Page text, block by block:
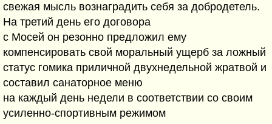
свежая мысль вознаградить себя за добродетель.
На третий день его договора
с Мосей он резонно предложил ему
компенсировать свой моральный ущерб за ложный
статус гомика приличной двухнедельной жратвой и
составил санаторное меню
на каждый день недели в соответствии со своим
усиленно-спортивным режимом